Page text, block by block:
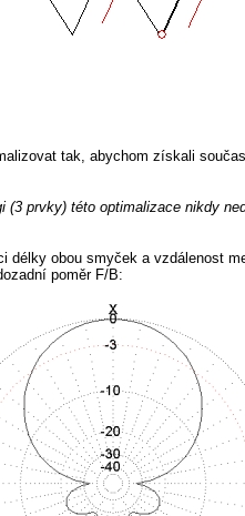
tak, abychom získali
prvky) této optimalizace nikdy
délky obou smyček a vzdálenost
poměr F/B: